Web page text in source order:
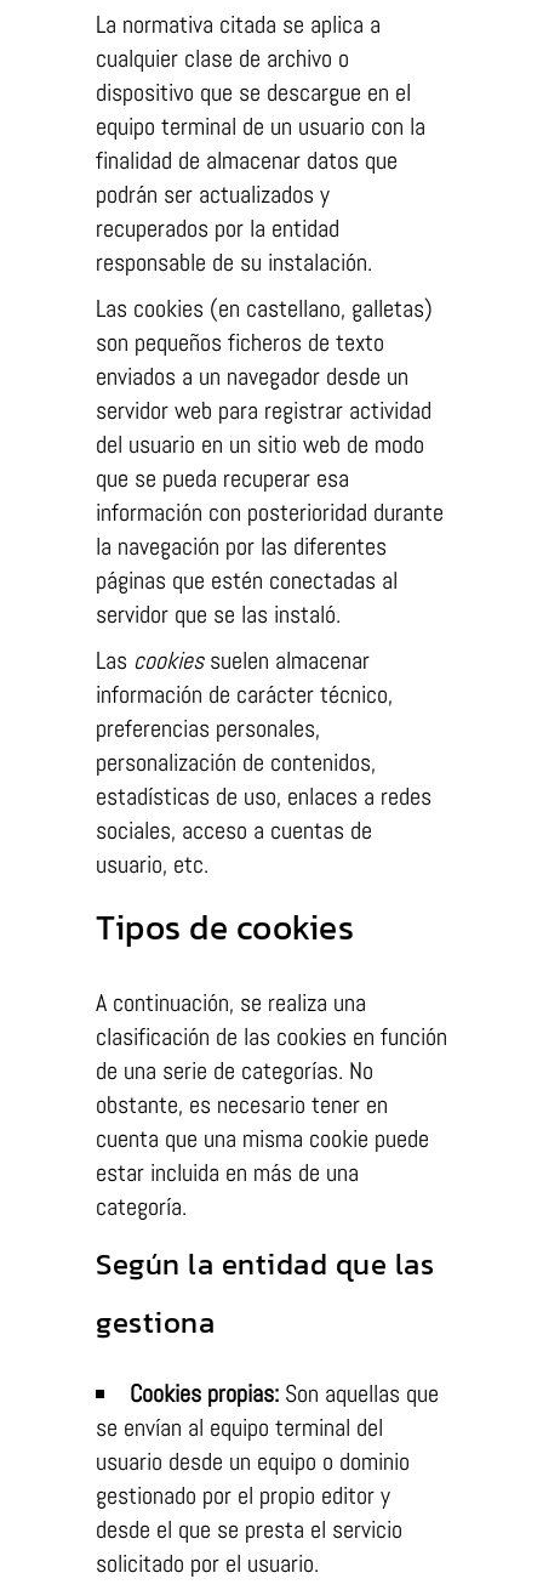
La normativa citada se aplica a
cualquier clase de archivo o
dispositivo que se descargue en el
equipo terminal de un usuario con la
finalidad de almacenar datos que
podrán ser actualizados y
recuperados por la entidad
responsable de su instalación.
Las cookies (en castellano, galletas)
son pequeños ficheros de texto
enviados a un navegador desde un
servidor web para registrar actividad
del usuario en un sitio web de modo
que se pueda recuperar esa
información con posterioridad durante
la navegación por las diferentes
páginas que estén conectadas al
servidor que se las instaló.
Las cookiessuelen almacenar
información de carácter técnico,
preferencias personales,
personalización de contenidos,
estadísticas de uso, enlaces a redes
sociales, acceso a cuentas de
usuario, etc.
Tipos de cookies
A continuación, se realiza una
clasificación de las cookies en función
de una serie de categorías. No
obstante, es necesario tener en
cuenta que una misma cookie puede
estar incluida en más de una
categoría.
Según la entidad que las
gestiona
Cookies propias: Son aquellas que
se envían al equipo terminal del
usuario desde un equipo o dominio
gestionado por el propio editor y
desde el que se presta el servicio
solicitado por el usuario.
podamos
mejorar la
funcionalidad
y estructura
de la web, en
base a cómo
se usa la
Experiencia
Para que
nuestra web
funcione lo
mejor posible
durante tu
visita. Si
rechaza estas
cookies,
algunas
desaparecerán
de la web.
Marketing
Al compartir tus
intereses y
mientras visitas
nuestro sitio,
aumentas la
posibilidad de
ver contenido y
personalizados.